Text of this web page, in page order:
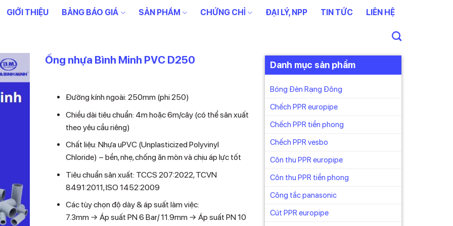
GIỚI THIỆU BẢNG BÁO GIÁ SẢN PHẨM CHỨNG CHỈ ĐẠI LÝ, NPP TIN TỨC LIÊN HỆ
Danh mục sản phẩm
Bóng Đèn Rạng Đông
Chếch PPR europipe
Chếch PPR tiền phong
Chếch PPR vesbo
Côn thu PPR europipe
Côn thu PPR tiền phong
Công tắc panasonic
Cút PPR europipe
Ống nhựa Bình Minh PVC D250
Đường kính ngoài: 250mm (phi 250)
Chiều dài tiêu chuẩn: 4m hoặc 6m/cây (có thể sản xuất
theo yêu cầu riêng)
Chất liệu: Nhựa uPVC (Unplasticized Polyvinyl
Chloride) – bền, nhẹ, chống ăn mòn và chịu áp lực tốt
Tiêu chuẩn sản xuất: TCCS 207:2022, TCVN
8491:2011, ISO 1452:2009
Các tùy chọn độ dày & áp suất làm việc:
7.3mm → Áp suất PN 6 Bar/ 11.9mm → Áp suất PN 10